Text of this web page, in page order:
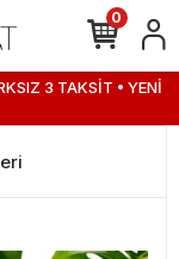
3 TAKSİT • YENİ
0